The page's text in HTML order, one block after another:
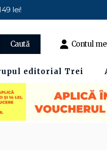
lei!
Caută Contul
editorial Trei